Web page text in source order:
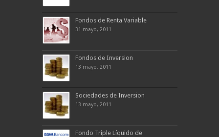
Fondos de Renta Variable
31 mayo, 2011
Fondos de Inversion
13 mayo, 2011
Sociedades de Inversion
13 mayo, 2011
Fondo Triple Líquido de